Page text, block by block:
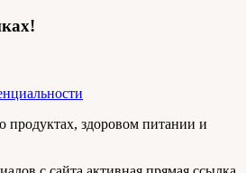
продуктах, здоровом питании и